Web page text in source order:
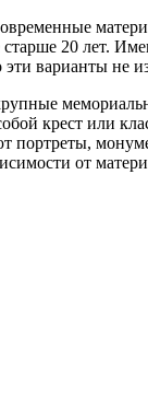
20 лет.
эти варианты не
крест или
портреты,
от